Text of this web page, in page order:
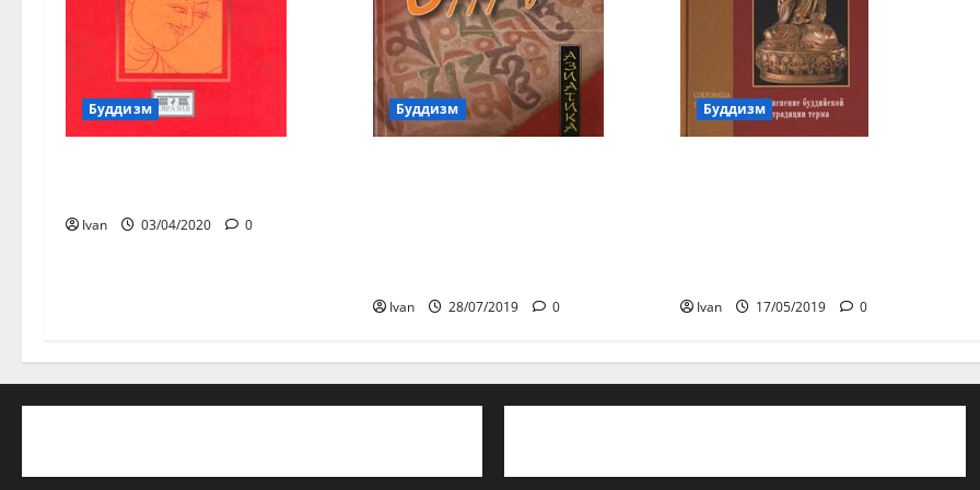
Буддизм
Ivan 03/04/2020 0
Буддизм
Ivan 28/07/2019 0
Буддизм
Ivan 17/05/2019 0